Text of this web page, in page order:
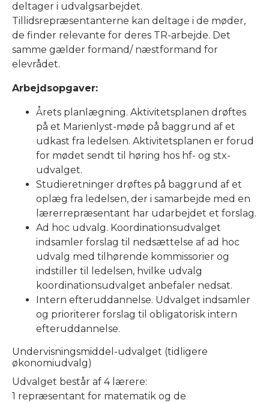
deltager i udvalgsarbejdet.
Tillidsrepræsentanterne kan deltage i de møder,
de finder relevante for deres TR-arbejde. Det
samme gælder formand/ næstformand for
elevrådet.
Arbejdsopgaver:
Årets planlægning. Aktivitetsplanen drøftes
på et Marienlyst-møde på baggrund af et
udkast fra ledelsen. Aktivitetsplanen er forud
for mødet sendt til høring hos hf- og stx-
udvalget.
Studieretninger drøftes på baggrund af et
oplæg fra ledelsen, der i samarbejde med en
lærerrepræsentant har udarbejdet et forslag.
Ad hoc udvalg. Koordinationsudvalget
indsamler forslag til nedsættelse af ad hoc
udvalg med tilhørende kommissorier og
indstiller til ledelsen, hvilke udvalg
koordinationsudvalget anbefaler nedsat.
Intern efteruddannelse. Udvalget indsamler
og prioriterer forslag til obligatorisk intern
efteruddannelse.
Undervisningsmiddel-udvalget (tidligere
økonomiudvalg)
Udvalget består af 4 lærere:
1 repræsentant for matematik og de